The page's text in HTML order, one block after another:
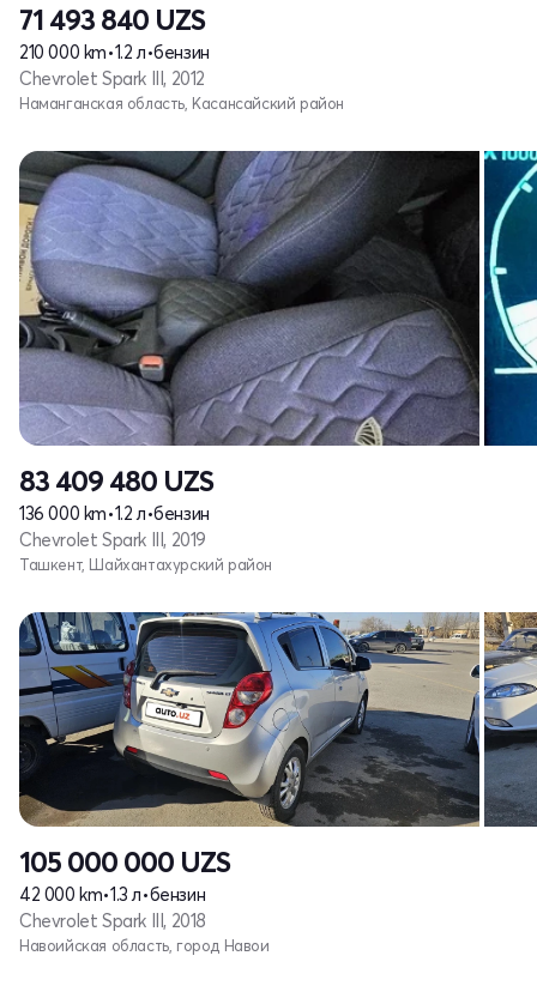
71 493 840 UZS
210 000 km•1.2 л•бензин
Chevrolet Spark III, 2012
Наманганская область, Касансайский район
83 409 480 UZS
136 000 km•1.2 л•бензин
Chevrolet Spark III, 2019
Ташкент, Шайхантахурский район
105 000 000 UZS
42 000 km•1.3 л•бензин
Chevrolet Spark III, 2018
Навоийская область, город Навои